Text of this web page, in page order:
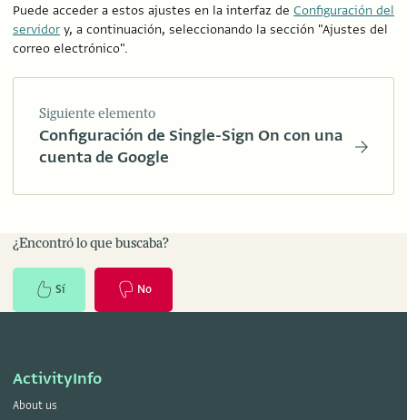
Puede acceder a estos ajustes en la interfaz de Configuración del
servidor y, a continuación, seleccionando la sección "Ajustes del
correo electrónico".
Siguiente elemento
Configuración de Single-Sign On con una
cuenta de Google
¿Encontró lo que buscaba?
Sí No
ActivityInfo
About us